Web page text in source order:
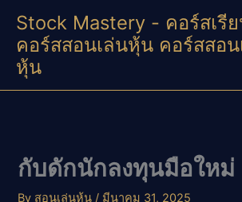
content
Stock Mastery - คอร์สเรี
คอร์สสอนเล่นหุ้น คอร์สสอน
หุ้น
กับดักนักลงทุนมือใหม่
By สอนเล่นหุ้น / มีนาคม 31, 2025